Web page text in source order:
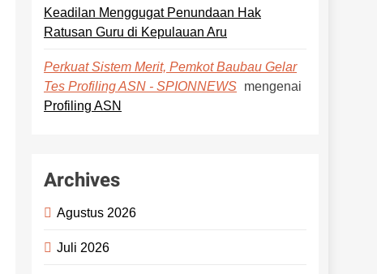
Keadilan Menggugat Penundaan Hak
Ratusan Guru di Kepulauan Aru
Perkuat Sistem Merit, Pemkot Baubau Gelar
Tes Profiling ASN - SPIONNEWS mengenai
Profiling ASN
Archives
Agustus 2026
Juli 2026